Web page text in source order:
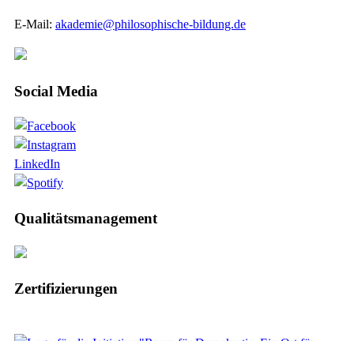
E-Mail: akademie@philosophische-bildung.de
Social Media
LinkedIn
Qualitätsmanagement
Zertifizierungen